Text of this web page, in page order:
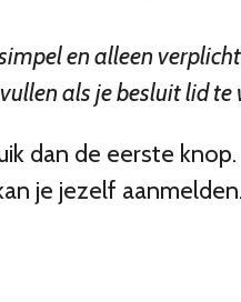
en alleen
als je besluit lid te
dan de eerste knop.
je jezelf